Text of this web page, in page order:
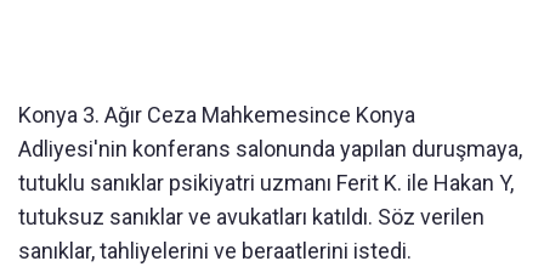
Konya 3. Ağır Ceza Mahkemesince Konya
Adliyesi'nin konferans salonunda yapılan duruşmaya,
tutuklu sanıklar psikiyatri uzmanı Ferit K. ile Hakan Y,
tutuksuz sanıklar ve avukatları katıldı. Söz verilen
sanıklar, tahliyelerini ve beraatlerini istedi.